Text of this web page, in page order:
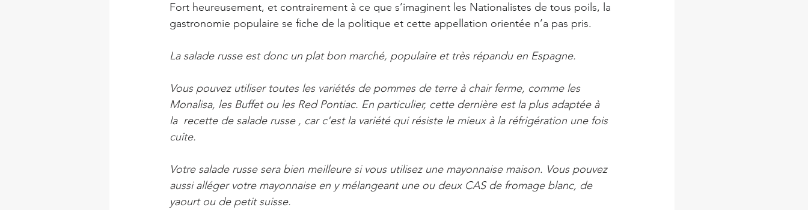
Fort heureusement, et contrairement à ce que s’imaginent les Nationalistes de tous poils, la
gastronomie populaire se fiche de la politique et cette appellation orientée n’a pas pris.
La salade russe est donc un plat bon marché, populaire et très répandu en Espagne.
Vous pouvez utiliser toutes les variétés de pommes de terre à chair ferme, comme les
Monalisa, les Buffet ou les Red Pontiac. En particulier, cette dernière est la plus adaptée à
la  recette de salade russe , car c'est la variété qui résiste le mieux à la réfrigération une fois
cuite.
Votre salade russe sera bien meilleure si vous utilisez une mayonnaise maison. Vous pouvez
aussi alléger votre mayonnaise en y mélangeant une ou deux CAS de fromage blanc, de
yaourt ou de petit suisse.